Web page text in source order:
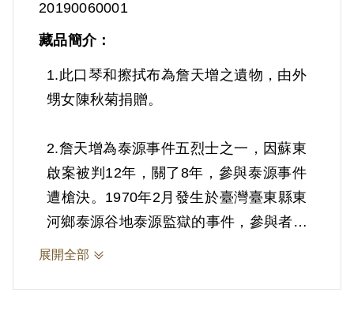
20190060001
藏品簡介：
1.此口琴和擦拭布為詹天增之遺物，由外
甥女陳秋菊捐贈。
2.詹天增為泰源事件五烈士之一，因蘇東
啟案被判12年，關了8年，參與泰源事件
遭槍決。1970年2月發生於臺灣臺東縣東
河鄉泰源谷地泰源監獄的事件，參與者主
要為臺灣獨立運動的政治犯，計劃以「臺
展開全部